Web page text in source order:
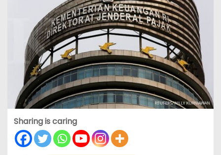
Sharing is caring